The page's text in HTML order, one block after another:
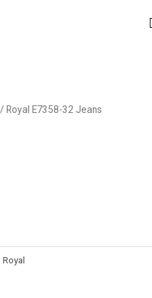
/ Royal E7358-32 Jeans
Royal